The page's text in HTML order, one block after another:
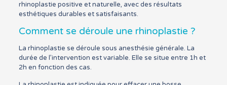
rhinoplastie positive et naturelle, avec des résultats
esthétiques durables et satisfaisants.
Comment se déroule une rhinoplastie ?
La rhinoplastie se déroule sous anesthésie générale. La
durée de l’intervention est variable. Elle se situe entre 1h et
2h en fonction des cas.